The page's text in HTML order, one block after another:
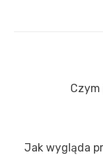
Next
Jak wygląda